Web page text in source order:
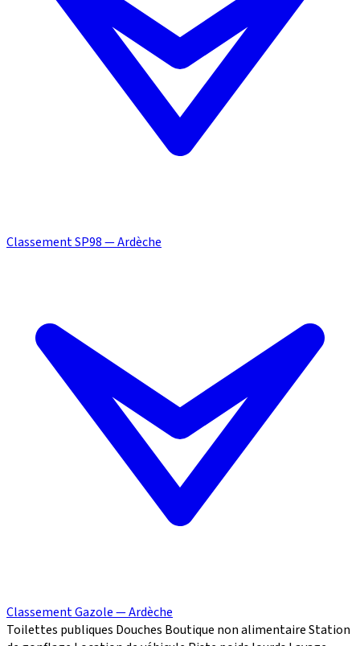
Classement SP98 — Ardèche
Classement Gazole — Ardèche
Toilettes publiques Douches Boutique non alimentaireStation